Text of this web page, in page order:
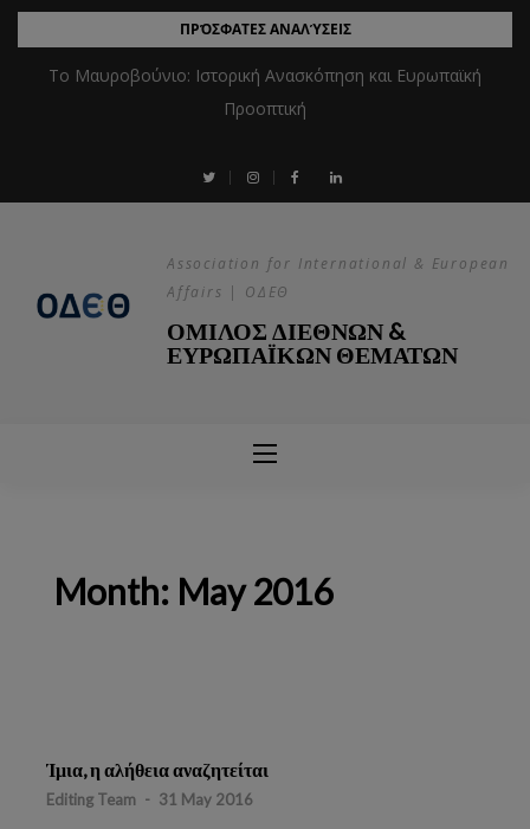
ΠΡΌΣΦΑΤΕΣ ΑΝΑΛΎΣΕΙΣ
Το Μαυροβούνιο: Ιστορική Ανασκόπηση και Ευρωπαϊκή
Προοπτική
Association for International & European
Affairs | ΟΔΕΘ
ΟΜΙΛΟΣ ΔΙΕΘΝΩΝ &
ΕΥΡΩΠΑΪΚΩΝ ΘΕΜΑΤΩΝ
Month: May 2016
Ίμια, η αλήθεια αναζητείται
Editing Team - 31 May 2016